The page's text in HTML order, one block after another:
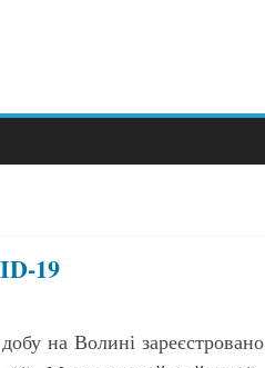
19
на Волині зареєстровано